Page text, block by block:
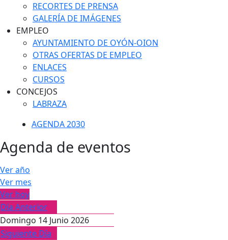
RECORTES DE PRENSA
GALERÍA DE IMÁGENES
EMPLEO
AYUNTAMIENTO DE OYÓN-OION
OTRAS OFERTAS DE EMPLEO
ENLACES
CURSOS
CONCEJOS
LABRAZA
AGENDA 2030
Agenda de eventos
Ver año
Ver mes
Ver hoy
Día Anterior
Domingo 14 Junio 2026
Siguiente Día